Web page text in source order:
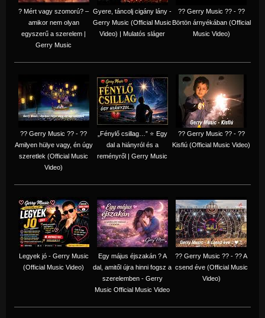
? Mért vagy szomorú? –
amikor nem olyan
egyszerű a szerelem |
Gerry Music
Gyere, táncolj cigány lány -
Gerry Music (Official Music
Video) | Mulatós sláger
?? Gerry Music ?? - ??
Börtön árnyékában (Official
Music Video)
?? Gerry Music ?? - ??
Amilyen hülye vagy, én úgy
szeretlek (Official Music
Video)
„Fénylő csillag…” ⭐ Egy
dal a hiányról és a
reményről | Gerry Music
?? Gerry Music ?? - ??
Kisfiú (Official Music Video)
Legyek jó - Gerry Music
(Official Music Video)
Egy május éjszakán ? A
dal, amitől újra hinni fogsz a
szerelemben - Gerry
Music Official Music Video
?? Gerry Music ?? - ?? A
csend éve (Official Music
Video)